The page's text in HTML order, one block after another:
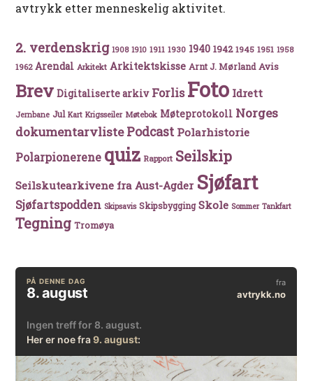
avtrykk etter menneskelig aktivitet.
2. verdenskrig 1908 1910 1911 1930 1940 1942 1945 1951 1958
1962 Arendal Arkitekt Arkitektskisse Arnt J. Mørland Avis
Brev Digitaliserte arkiv Forlis Foto Idrett
Jernbane Jul Kart Krigsseiler Møtebok Møteprotokoll Norges
dokumentarvlistePodcast Polarhistorie
Polarpionerene quiz Rapport Seilskip
Seilskutearkivene fra Aust-Agder Sjøfart
Sjøfartspodden Skipsavis Skipsbygging Skole Sommer Tankfart
Tegning Tromøya